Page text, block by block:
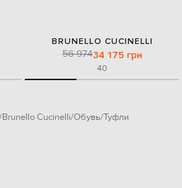
BRUNELLO CUCINELLI
56 97434 175 грн
40
Brunello Cucinelli Обувь Туфли